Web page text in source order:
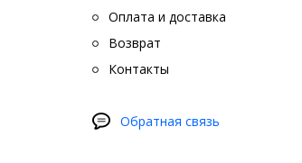
Оплата и доставка
Возврат
Контакты
Обратная связь